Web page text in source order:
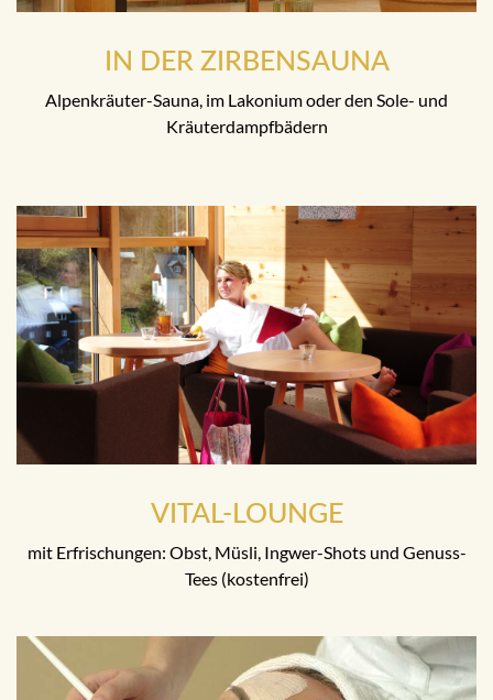
IN DER ZIRBENSAUNA
Alpenkräuter-Sauna, im Lakonium oder den Sole- und
Kräuterdampfbädern
VITAL-LOUNGE
mit Erfrischungen: Obst, Müsli, Ingwer-Shots und Genuss-
Tees (kostenfrei)